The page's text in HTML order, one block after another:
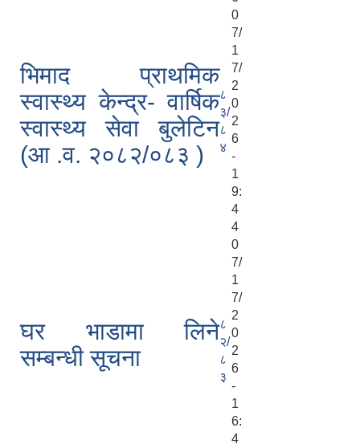
भिमाद प्राथमिक
स्वास्थ्य केन्द्र- वार्षिक
स्वास्थ्य सेवा बुलेटिन
(आ .व. २०८२/०८३ )
८
३/
८
४
0
7/
1
7/
2
0
2
6
-
1
9:
4
4
घर भाडामा लिने
सम्बन्धी सूचना
८
२/
८
३
0
7/
1
7/
2
0
2
6
-
1
6:
4